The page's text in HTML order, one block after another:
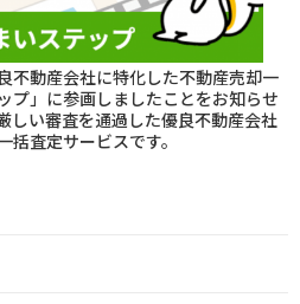
不動産会社に特化した不動産売却一
プ」に参画しましたことをお知らせ
しい審査を通過した優良不動産会社
査定サービスです。